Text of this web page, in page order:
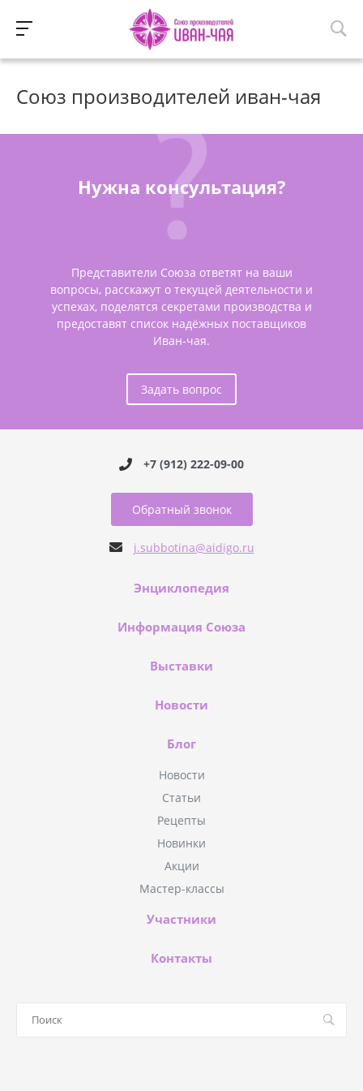
Союз производителей иван-чая
Нужна консультация?
Представители Союза ответят на ваши
вопросы, расскажут о текущей деятельности и
успехах, поделятся секретами производства и
предоставят список надёжных поставщиков
Иван-чая.
Задать вопрос
+7 (912) 222-09-00
Обратный звонок
j.subbotina@aidigo.ru
Энциклопедия
Информация Союза
Выставки
Новости
Блог
Новости
Статьи
Рецепты
Новинки
Акции
Мастер-классы
Участники
Контакты